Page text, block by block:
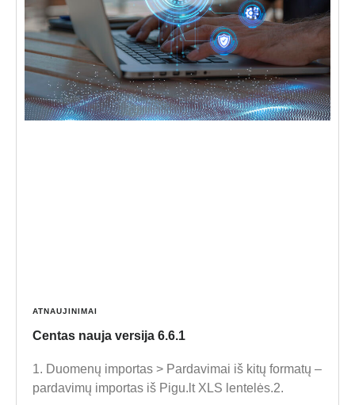
ATNAUJINIMAI
Centas nauja versija 6.6.1
1. Duomenų importas > Pardavimai iš kitų formatų –
pardavimų importas iš Pigu.lt XLS lentelės.2.